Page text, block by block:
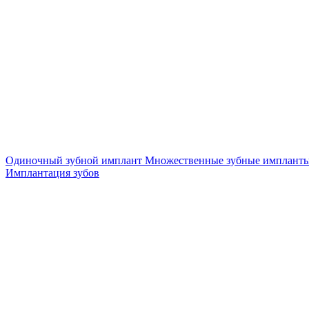
Одиночный зубной имплант Множественные зубные
Имплантация зубов